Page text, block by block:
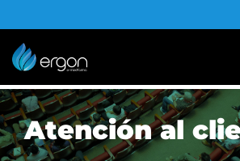
al
contenido
Libros
Tienda digital
Atención al